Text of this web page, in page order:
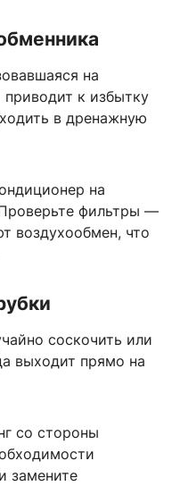
на
к избытку
в дренажную
на
фильтры —
воздухообмен, что
соскочить или
выходит прямо на
со стороны
замените